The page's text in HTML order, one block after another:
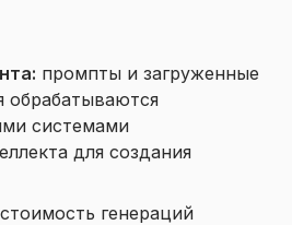
промпты и загруженные
обрабатываются
системами
для создания
стоимость генераций